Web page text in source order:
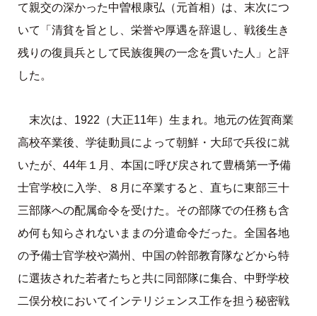
て親交の深かった中曽根康弘（元首相）は、末次につ
いて「清貧を旨とし、栄誉や厚遇を辞退し、戦後生き
残りの復員兵として民族復興の一念を貫いた人」と評
した。
末次は、1922（大正11年）生まれ。地元の佐賀商業
高校卒業後、学徒動員によって朝鮮・大邱で兵役に就
いたが、44年１月、本国に呼び戻されて豊橋第一予備
士官学校に入学、８月に卒業すると、直ちに東部三十
三部隊への配属命令を受けた。その部隊での任務も含
め何も知らされないままの分遣命令だった。全国各地
の予備士官学校や満州、中国の幹部教育隊などから特
に選抜された若者たちと共に同部隊に集合、中野学校
二俣分校においてインテリジェンス工作を担う秘密戦